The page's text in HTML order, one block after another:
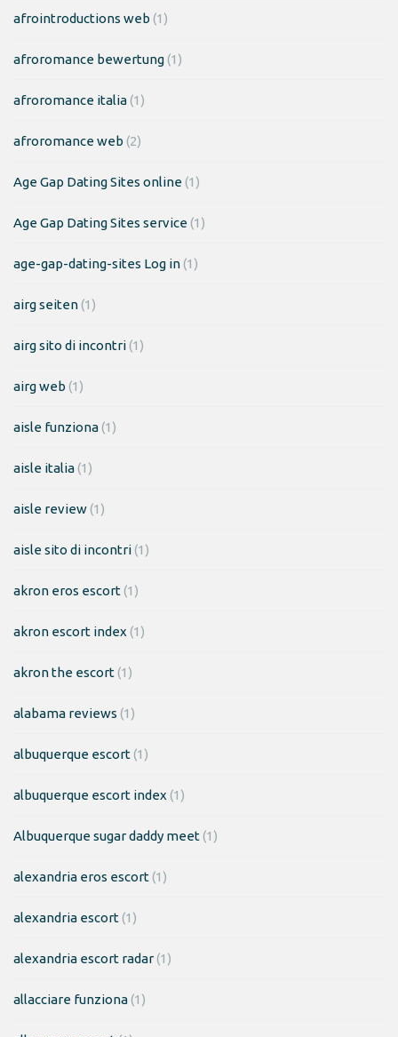
afrointroductions web (1)
afroromance bewertung(1)
afroromance italia(1)
afroromance web (2)
Age Gap Dating Sites online(1)
Age Gap Dating Sites service(1)
age-gap-dating-sites Log in(1)
airg seiten(1)
airg sito di incontri(1)
airg web (1)
aisle funziona(1)
aisle italia(1)
aisle review(1)
aisle sito di incontri(1)
akron eros escort(1)
akron escort index (1)
akron the escort(1)
alabama reviews (1)
albuquerque escort(1)
albuquerque escort index (1)
Albuquerque sugar daddy meet(1)
alexandria eros escort(1)
alexandria escort(1)
alexandria escort radar(1)
allacciare funziona(1)